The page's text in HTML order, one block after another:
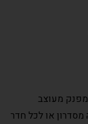
מעוצב
או לכל חדר